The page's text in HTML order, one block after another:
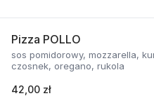
Pizza POLLO
sos pomidorowy, mozzarella,
czosnek, oregano, rukola
42,00 zł